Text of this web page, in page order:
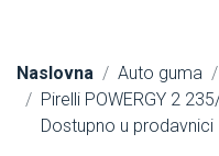
Naslovna Auto guma
Pirelli POWERGY 2
Dostupno u prodavnici